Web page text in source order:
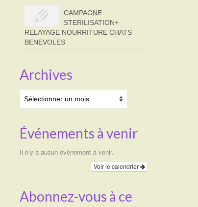
CAMPAGNE
STERILISATION+
RELAYAGE NOURRITURE CHATS
BENEVOLES
Archives
Événements à venir
Il n’y a aucun évènement à venir.
Voir le calendrier
Abonnez-vous à ce